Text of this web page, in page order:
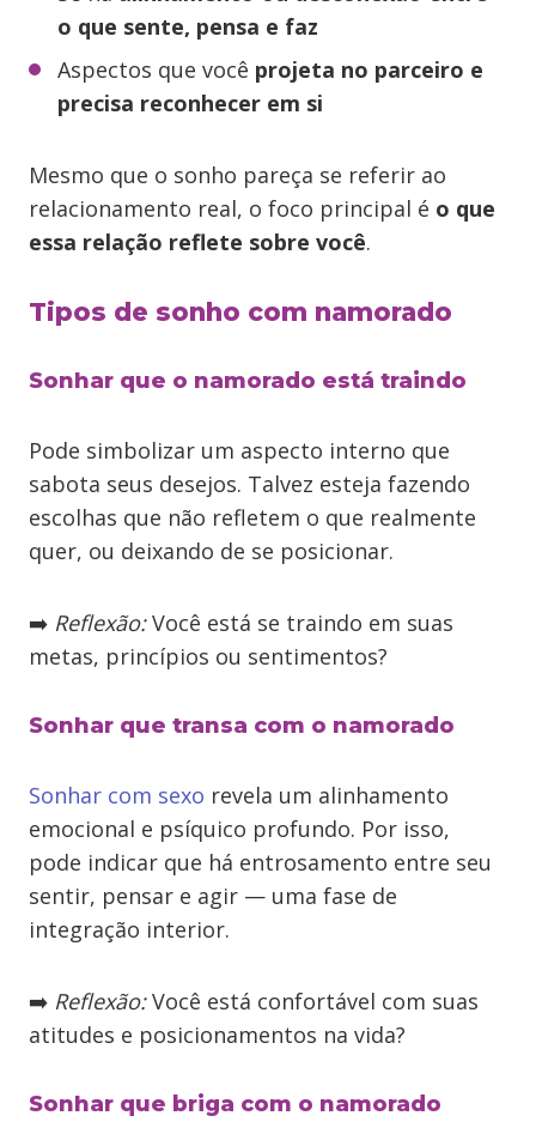
o que sente, pensa e faz
Aspectos que você projeta no parceiro e
precisa reconhecer em si
Mesmo que o sonho pareça se referir ao
relacionamento real, o foco principal é o que
essa relação reflete sobre você.
Tipos de sonho com namorado
Sonhar que o namorado está traindo
Pode simbolizar um aspecto interno que
sabota seus desejos. Talvez esteja fazendo
escolhas que não refletem o que realmente
quer, ou deixando de se posicionar.
➡️ Reflexão:Você está se traindo em suas
metas, princípios ou sentimentos?
Sonhar que transa com o namorado
Sonhar com sexo revela um alinhamento
emocional e psíquico profundo. Por isso,
pode indicar que há entrosamento entre seu
sentir, pensar e agir — uma fase de
integração interior.
➡️ Reflexão:Você está confortável com suas
atitudes e posicionamentos na vida?
Sonhar que briga com o namorado